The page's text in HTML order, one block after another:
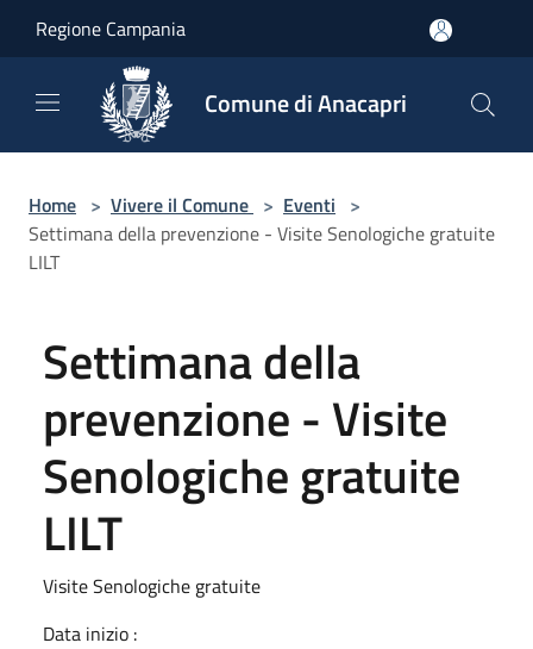
Regione Campania
Comune di Anacapri
Home > Vivere il Comune > Eventi >
Settimana della prevenzione - Visite Senologiche gratuite
LILT
Settimana della
prevenzione - Visite
Senologiche gratuite
LILT
Visite Senologiche gratuite
Data inizio :